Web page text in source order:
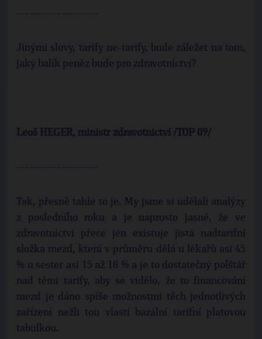
--------------------
Jinými slovy, tarify ne-tarify, bude záležet na tom,
jaký balík peněz bude pro zdravotnictví?
Leoš HEGER, ministr zdravotnictví /TOP 09/
--------------------
Tak, přesně tahle to je. My jsme si udělali analýzy
z posledního roku a je naprosto jasné, že ve
zdravotnictví přece jen existuje jistá nadtarifní
složka mezd, která v průměru dělá u lékařů asi 45
% u sester asi 15 až 18 % a je to dostatečný polštář
nad těmi tarify, aby se vidělo, že to financování
mezd je dáno spíše možnostmi těch jednotlivých
zařízení nežli tou vlastí bazální tarifní platovou
tabulkou.